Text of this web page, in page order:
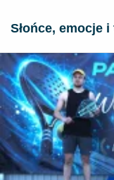
Słońce, emocje